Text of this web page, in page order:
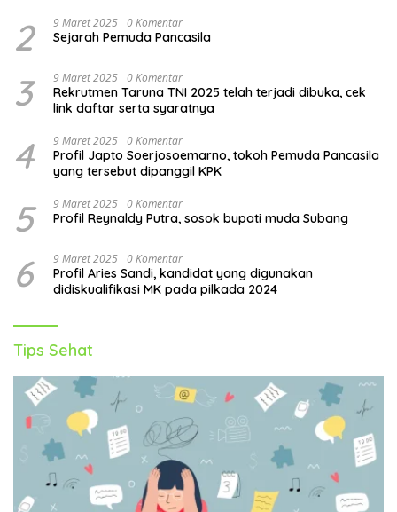
2 9 Maret 2025 0 Komentar
Sejarah Pemuda Pancasila
3 9 Maret 2025 0 Komentar
Rekrutmen Taruna TNI 2025 telah terjadi dibuka, cek
link daftar serta syaratnya
4 9 Maret 2025 0 Komentar
Profil Japto Soerjosoemarno, tokoh Pemuda Pancasila
yang tersebut dipanggil KPK
5 9 Maret 2025 0 Komentar
Profil Reynaldy Putra, sosok bupati muda Subang
6 9 Maret 2025 0 Komentar
Profil Aries Sandi, kandidat yang digunakan
didiskualifikasi MK pada pilkada 2024
Tips Sehat